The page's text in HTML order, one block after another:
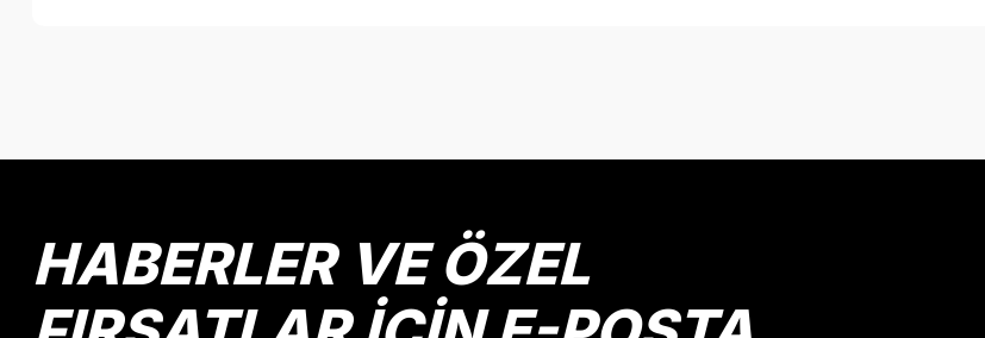
Ürün resmi kalitesiz, bozuk veya görüntülenemiyor.
Ürün fiyatı diğer sitelerden daha pahalı.
Bu ürüne benzer farklı alternatifler olmalı.
HABERLER VE ÖZEL